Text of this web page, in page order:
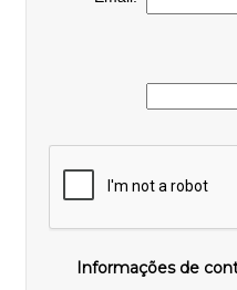
Informações de